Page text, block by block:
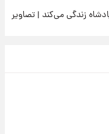
زندگی می‌کند | تصاویر